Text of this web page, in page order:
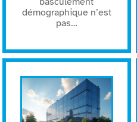
démographique n’est
pas…